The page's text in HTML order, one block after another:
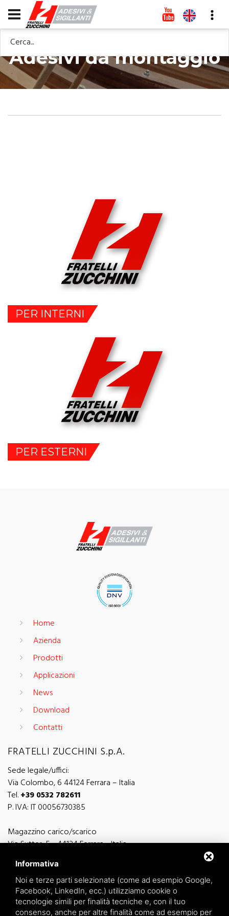
Cerca...
Adesivi da montaggio
PER INTERNI
PER ESTERNI
Home
Azienda
Prodotti
Applicazioni
News
Download
Contatti
FRATELLI ZUCCHINI S.p.A.
Sede legale/uffici:
Via Colombo, 6 44124 Ferrara – Italia
Tel.+39 0532 782611
P. IVA: IT 00056730385
Magazzino carico/scarico
Via Sutter, 5 - 44124 Ferrara - Italia
Via Finati 4/L - 4/M - 44124 Ferrara - Italia
Informativa
Noi e terze parti selezionate (come ad esempio Google,
Facebook, LinkedIn, ecc.) utilizziamo cookie o
tecnologie simili per finalità tecniche e, con il tuo
consenso, anche per altre finalità come ad esempio per